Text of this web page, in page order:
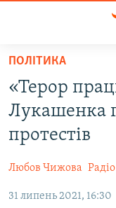
Перейти
основного
матеріалу
Перейти
до
основної
Перейти
ВОДА.КРИМ
ВІДЕО ТА ФОТО
БЛОГИ
ПОГЛЯД
ПОЛІТИКА
«Терор
Лукашенка
протестів
Любов Чижова
31 липень 2021, 16:30